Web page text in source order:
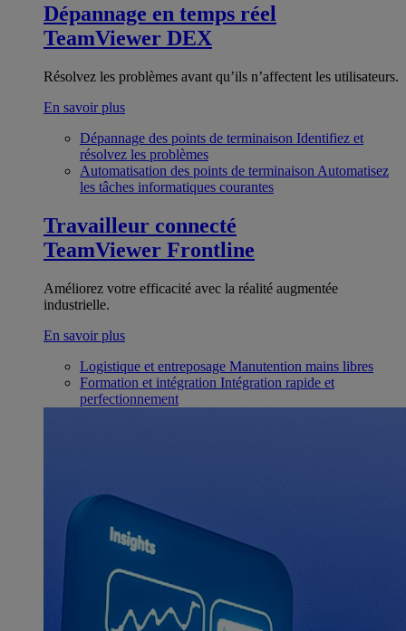
Dépannage en temps réel
TeamViewer DEX
Résolvez les problèmes avant qu’ils n’affectent les utilisateurs.
En savoir plus
Dépannage des points de terminaison Identifiez et
résolvez les problèmes
Automatisation des points de terminaison Automatisez
les tâches informatiques courantes
Travailleur connecté
TeamViewer Frontline
Améliorez votre efficacité avec la réalité augmentée
industrielle.
En savoir plus
Logistique et entreposage Manutention mains libres
Formation et intégration Intégration rapide et
perfectionnement